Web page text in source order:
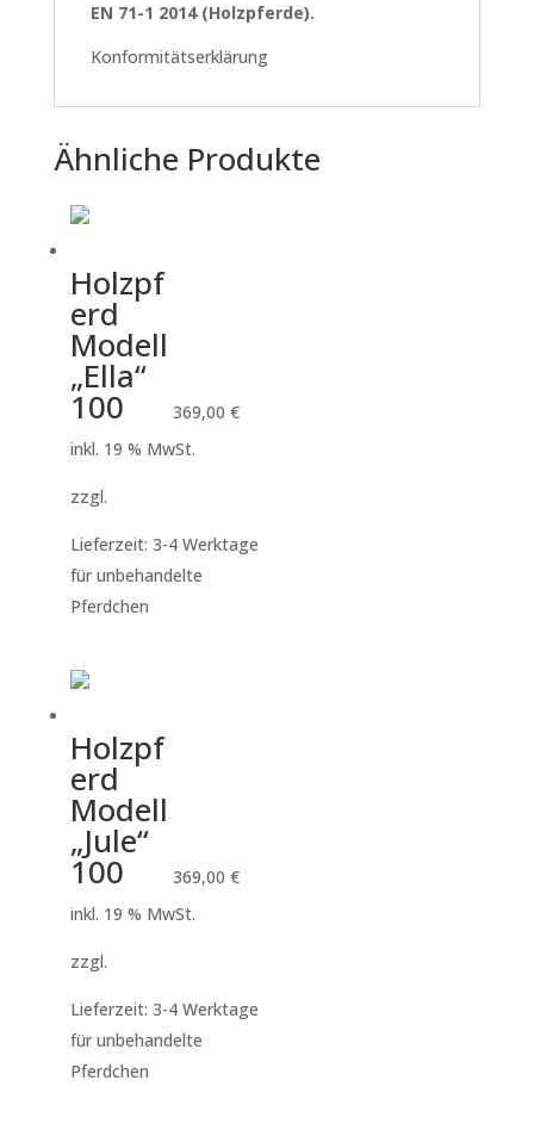
EN 71-1 2014 (Holzpferde).
Konformitätserklärung
Ähnliche Produkte
Holzpf
erd
Modell
„Ella“
100 369,00€
inkl. 19 % MwSt.
zzgl.
Lieferzeit: 3-4 Werktage
für unbehandelte
Pferdchen
Holzpf
erd
Modell
„Jule“
100 369,00€
inkl. 19 % MwSt.
zzgl.
Lieferzeit: 3-4 Werktage
für unbehandelte
Pferdchen